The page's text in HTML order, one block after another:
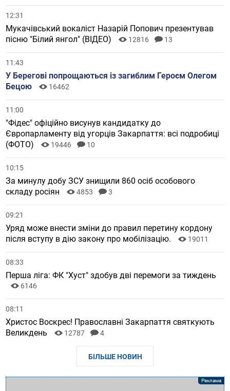
12:31
Мукачівський вокаліст Назарій Попович презентував
пісню "Білий янгол" (ВІДЕО)
12816 13
11:43
У Берегові попрощаються із загиблим Героєм Олегом
Бецою
16462
11:00
"Фідес" офіційно висунув кандидатку до
Європарламенту від угорців Закарпаття: всі подробиці
(ФОТО)
19446 10
10:15
За минулу добу ЗСУ знищили 860 осіб особового
складу росіян
4853 3
09:21
Уряд може внести зміни до правил перетину кордону
після вступу в дію закону про мобілізацію.
19011
08:33
Перша ліга: ФК "Хуст" здобув дві перемоги за тиждень
6146
08:11
Христос Воскрес! Православні Закарпаття святкують
Великдень
12787 4
БІЛЬШЕ НОВИН